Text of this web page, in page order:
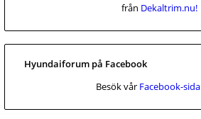
från Dekaltrim.nu!
Hyundaiforum på Facebook
Besök vår Facebook-sida